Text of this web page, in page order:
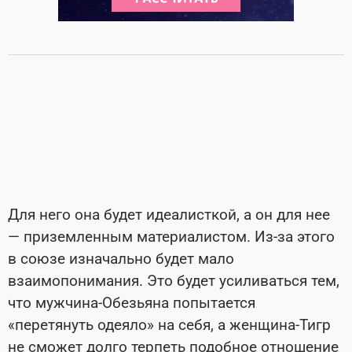
Для него она будет идеалисткой, а он для нее
— приземленным материалистом. Из-за этого
в союзе изначально будет мало
взаимопонимания. Это будет усиливаться тем,
что мужчина-Обезьяна попытается
«перетянуть одеяло» на себя, а женщина-Тигр
не сможет долго терпеть подобное отношение